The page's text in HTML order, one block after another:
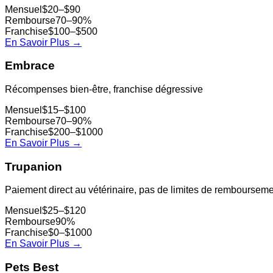
Mensuel $20–$90
Rembourse70–90%
Franchise$100–$500
En Savoir Plus →
Embrace
Récompenses bien-être, franchise dégressive
Mensuel $15–$100
Rembourse70–90%
Franchise$200–$1000
En Savoir Plus →
Trupanion
Paiement direct au vétérinaire, pas de limites de
Mensuel $25–$120
Rembourse90%
Franchise$0–$1000
En Savoir Plus →
Pets Best